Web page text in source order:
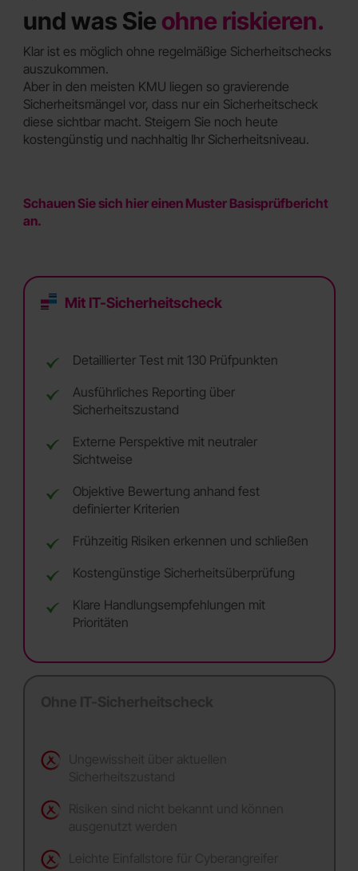
und was Sie ohne riskieren.
Klar ist es möglich ohne regelmäßige Sicherheitschecks
auszukommen.
Aber in den meisten KMU liegen so gravierende
Sicherheitsmängel vor, dass nur ein Sicherheitscheck
diese sichtbar macht. Steigern Sie noch heute
kostengünstig und nachhaltig Ihr Sicherheitsniveau.
Schauen Sie sich hier einen Muster Basisprüfbericht
an.
Mit IT-Sicherheitscheck
Detaillierter Test mit 130 Prüfpunkten
Ausführliches Reporting über
Sicherheitszustand
Externe Perspektive mit neutraler
Sichtweise
Objektive Bewertung anhand fest
definierter Kriterien
Frühzeitig Risiken erkennen und schließen
Kostengünstige Sicherheitsüberprüfung
Klare Handlungsempfehlungen mit
Prioritäten